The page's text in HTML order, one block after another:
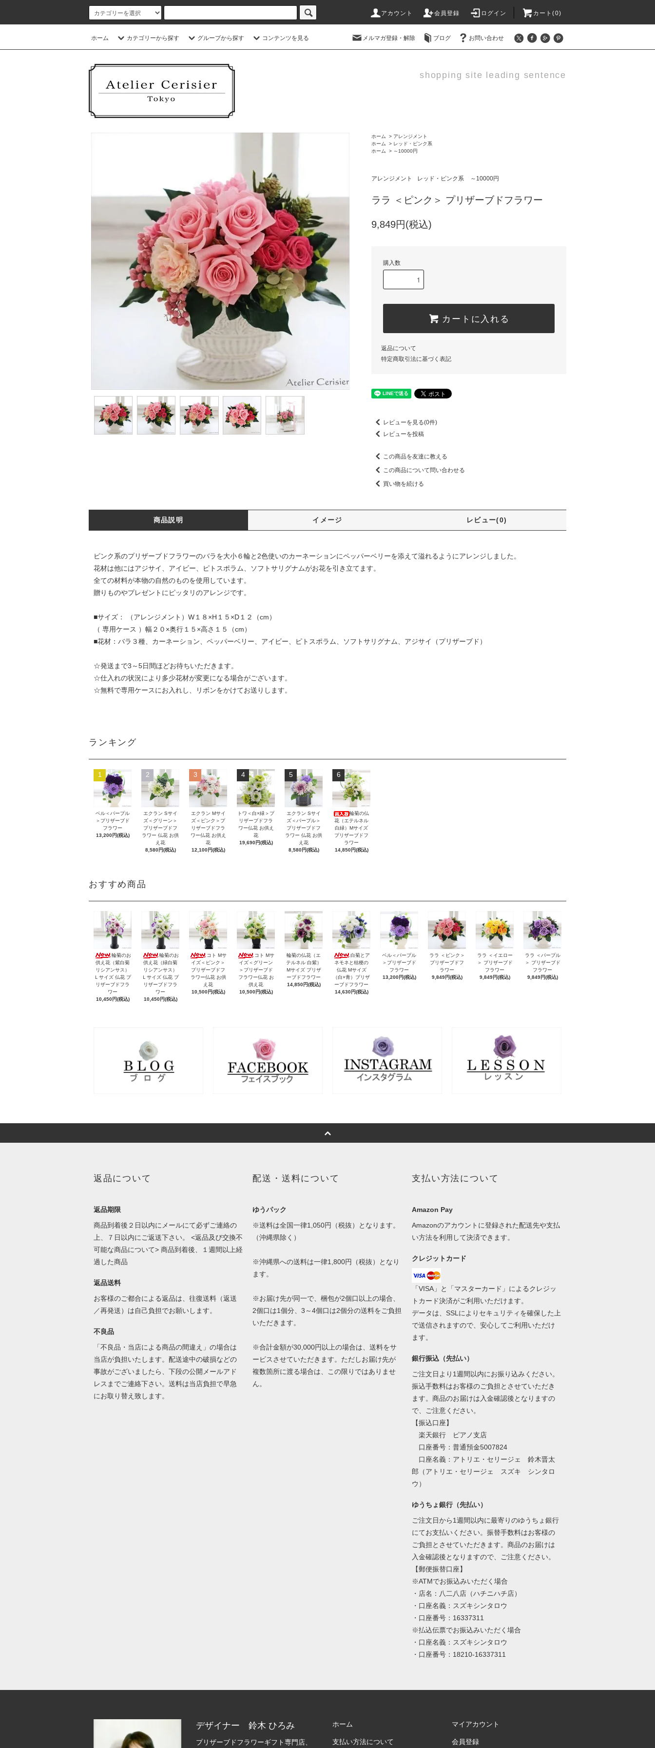
アカウント 会員登録 ログイン カート(0)
ホーム カテゴリーから探す グループから探す コンテンツを見る メルマガ登録・解除 ブログ お問い合わせ
shopping site leading sentence
ホーム > アレンジメント
ホーム
> レッド・ピンク系
ホーム
> ～10000円
アレンジメント レッド・ピンク系 ～10000円
ララ ＜ピンク＞ プリザーブドフラワー
9,849円(税込)
購入数
カートに入れる
返品について
特定商取引法に基づく表記
レビューを見る(0件)
レビューを投稿
この商品を友達に教える
この商品について問い合わせる
買い物を続ける
商品説明 イメージ レビュー(0)
ピンク系のプリザーブドフラワーのバラを大小６輪と2色使いのカーネーションにペッパーベリーを添えて溢れるようにアレンジしました。
花材は他にはアジサイ、アイビー、ピトスポラム、ソフトサリグナムがお花を引き立てます。
全ての材料が本物の自然のものを使用しています。
贈りものやプレゼントにピッタリのアレンジです。
■サイズ： （アレンジメント）W１８×H１５×D１２（cm）
（ 専用ケース ）幅２０×奥行１５×高さ１５（cm）
■花材：バラ３種、カーネーション、ペッパーベリー、アイビー、ピトスポラム、ソフトサリグナム、アジサイ（プリザーブド）
☆発送まで3～5日間ほどお待ちいただきます。
☆仕入れの状況により多少花材が変更になる場合がございます。
☆無料で専用ケースにお入れし、リボンをかけてお送りします。
ランキング
1
ベル＜パープル
＞プリザーブド
フラワー
13,200円(税込)
2
エクラン Sサイ
ズ＜グリーン＞
プリザーブドフ
ラワー 仏花 お供
え花
8,580円(税込)
3
エクラン Mサイ
ズ＜ピンク＞プ
リザーブドフラ
ワー仏花 お供え
花
12,100円(税込)
4
トワ＜白×緑＞プ
リザーブドフラ
ワー仏花 お供え
花
19,690円(税込)
5
エクラン Sサイ
ズ＜パープル＞
プリザーブドフ
ラワー 仏花 お供
え花
8,580円(税込)
6
輪菊の仏
花（エテルネル
白緑）Mサイズ
プリザーブドフ
ラワー
14,850円(税込)
おすすめ商品
輪菊のお
供え花（紫白菊
リシアンサス）
Ｌサイズ 仏花 プ
リザーブドフラ
ワー
10,450円(税込)
輪菊のお
供え花（緑白菊
リシアンサス）
Ｌサイズ 仏花 プ
リザーブドフラ
ワー
10,450円(税込)
コト Mサ
イズ＜ピンク＞
プリザーブドフ
ラワー仏花 お供
え花
10,500円(税込)
コト Mサ
イズ＜グリーン
＞プリザーブド
フラワー仏花 お
供え花
10,500円(税込)
輪菊の仏花（エ
テルネル 白紫）
Mサイズ プリザ
ーブドフラワー
14,850円(税込)
白菊とア
ネモネと桔梗の
仏花 Mサイズ
（白×青）プリザ
ーブドフラワー
14,630円(税込)
ベル＜パープル
＞プリザーブド
フラワー
13,200円(税込)
ララ ＜ピンク＞
プリザーブドフ
ラワー
9,849円(税込)
ララ ＜イエロー
＞ プリザーブド
フラワー
9,849円(税込)
ララ ＜パープル
＞ プリザーブド
フラワー
9,849円(税込)
返品について
返品期限
商品到着後２日以内にメールにて必ずご連絡の
上、７日以内にご返送下さい。 <返品及び交換不
可能な商品について> 商品到着後、１週間以上経
過した商品
返品送料
お客様のご都合による返品は、往復送料（返送
／再発送）は自己負担でお願いします。
不良品
「不良品・当店による商品の間違え」の場合は
当店が負担いたします。配送途中の破損などの
事故がございましたら、下段の公開メールアド
レスまでご連絡下さい。送料は当店負担で早急
にお取り替え致します。
配送・送料について
ゆうパック
※送料は全国一律1,050円（税抜）となります。
（沖縄県除く）
※沖縄県への送料は一律1,800円（税抜）となり
ます。
※お届け先が同一で、梱包が2個口以上の場合、
2個口は1個分、3～4個口は2個分の送料をご負担
いただきます。
※合計金額が30,000円以上の場合は、送料をサ
ービスさせていただきます。ただしお届け先が
複数箇所に渡る場合は、この限りではありませ
ん。
支払い方法について
Amazon Pay
Amazonのアカウントに登録された配送先や支払
い方法を利用して決済できます。
クレジットカード
「VISA」と「マスターカード」によるクレジッ
トカード決済がご利用いただけます。
データは、SSLによりセキュリティを確保した上
で送信されますので、安心してご利用いただけ
ます。
銀行振込（先払い）
ご注文日より1週間以内にお振り込みください。
振込手数料はお客様のご負担とさせていただき
ます。商品のお届けは入金確認後となりますの
で、ご注意ください。
【振込口座】
楽天銀行 ピアノ支店
口座番号：普通預金5007824
口座名義：アトリエ・セリージェ 鈴木晋太
郎（アトリエ・セリージェ スズキ シンタロ
ウ）
ゆうちょ銀行（先払い）
ご注文日から1週間以内に最寄りのゆうちょ銀行
にてお支払いください。振替手数料はお客様の
ご負担とさせていただきます。商品のお届けは
入金確認後となりますので、ご注意ください。
【郵便振替口座】
※ATMでお振込みいただく場合
・店名：八二八店（ハチニハチ店）
・口座名義：スズキシンタロウ
・口座番号：16337311
※払込伝票でお振込みいただく場合
・口座名義：スズキシンタロウ
・口座番号：18210-16337311
デザイナー 鈴木 ひろみ
プリザーブドフラワーギフト専門店、
ホーム
支払い方法について
マイアカウント
会員登録